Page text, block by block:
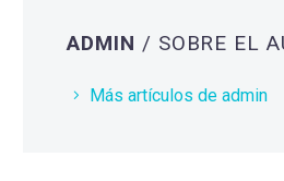
ADMIN / SOBRE EL
Más artículos de admin